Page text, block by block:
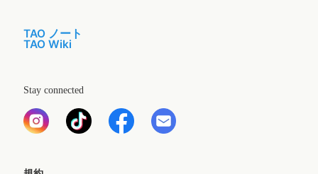
TAO ノート
TAO Wiki
Stay connected